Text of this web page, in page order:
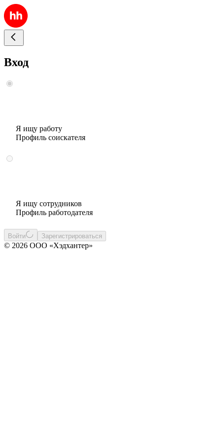
Вход
Я ищу работу
Профиль соискателя
Я ищу сотрудников
Профиль работодателя
Войти Зарегистрироваться
© 2026 ООО «Хэдхантер»